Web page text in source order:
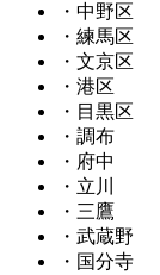
・中野区
・練馬区
・文京区
・港区
・目黒区
・調布
・府中
・立川
・三鷹
・武蔵野
・国分寺